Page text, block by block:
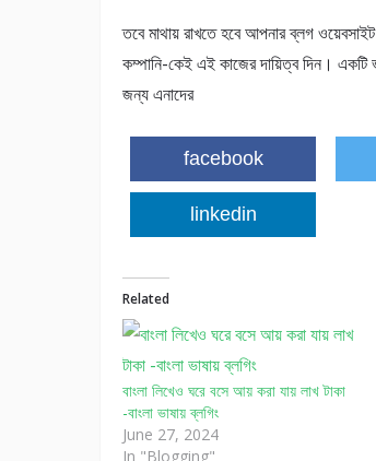
তবে মাথায় রাখতে হবে আপনার ব্লগ
কম্পানি-কেই এই কাজের দায়িত্ব দিন। একটি
জন্য এনাদের
facebook
linkedin
Related
বাংলা লিখেও ঘরে বসে আয় করা যায় লাখ টাকা
-বাংলা ভাষায় ব্লগিং
June 27, 2024
In "Blogging"